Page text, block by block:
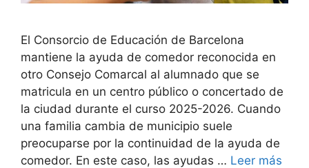
El Consorcio de Educación de Barcelona
mantiene la ayuda de comedor reconocida en
otro Consejo Comarcal al alumnado que se
matricula en un centro público o concertado de
la ciudad durante el curso 2025-2026. Cuando
una familia cambia de municipio suele
preocuparse por la continuidad de la ayuda de
comedor. En este caso, las ayudas … Leer más